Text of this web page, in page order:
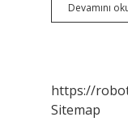
Devamını
https://
Sitemap